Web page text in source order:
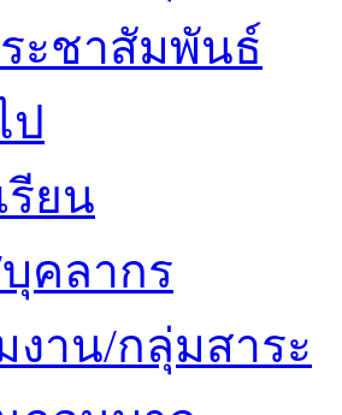
ะชาสัมพันธ์
ป
รียน
คลากร
งาน/กลุ่มสาระ